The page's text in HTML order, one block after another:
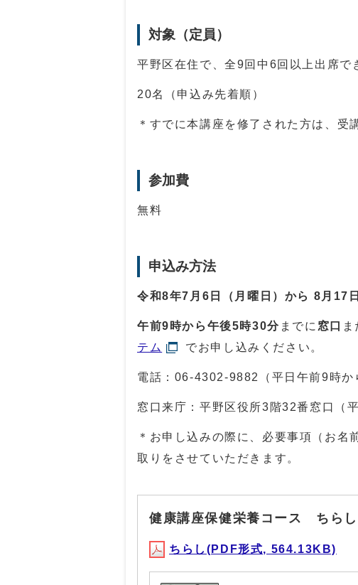
対象（定員）
平野区在住で、全9回中6回以上出席で
20名（申込み先着順）
＊すでに本講座を修了された方は、受
参加費
無料
申込み方法
令和8年7月6日（月曜日）から 8 月17
午前9時から午後5時30分 までに 窓口 ま
テム
でお申し込みください。
電話： 06-4302-9882 （平日午前9時
窓口来庁：平野区役所3階32番窓口（
＊お申し込みの際に、必要事項（お名
取りをさせていただきます。
健康講座保健栄養コース ちらし
ちらし(PDF形式, 564.13KB)